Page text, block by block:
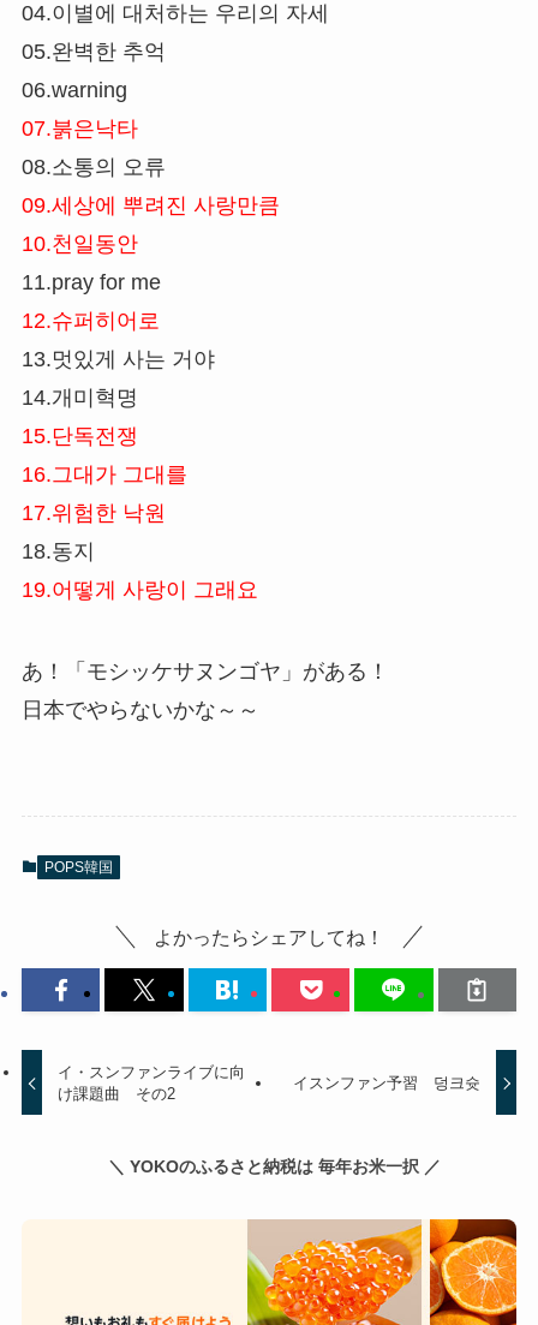
04.이별에 대처하는 우리의 자세
05.완벽한 추억
06.warning
07.붉은낙타
08.소통의 오류
09.세상에 뿌려진 사랑만큼
10.천일동안
11.pray for me
12.슈퍼히어로
13.멋있게 사는 거야
14.개미혁명
15.단독전쟁
16.그대가 그대를
17.위험한 낙원
18.동지
19.어떻게 사랑이 그래요
あ！「モシッケサヌンゴヤ」がある！
日本でやらないかな～～
POPS韓国
よかったらシェアしてね！
イ・スンファンライブに向
け課題曲 その2
イスンファン予習 덩크슛
＼ YOKOのふるさと納税は 毎年お米一択 ／